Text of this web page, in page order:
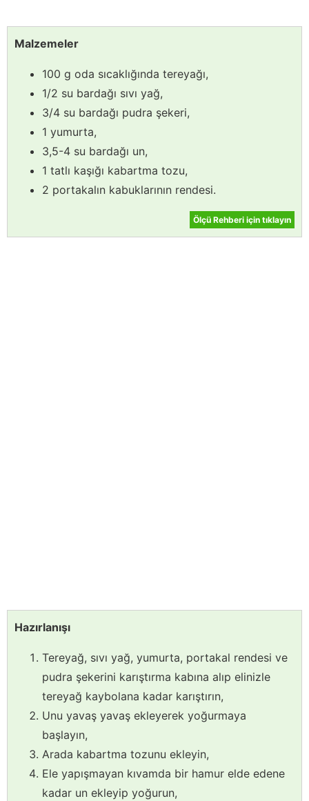
Malzemeler
100 g oda sıcaklığında tereyağı,
1/2 su bardağı sıvı yağ,
3/4 su bardağı pudra şekeri,
1 yumurta,
3,5-4 su bardağı un,
1 tatlı kaşığı kabartma tozu,
2 portakalın kabuklarının rendesi.
Ölçü Rehberi için tıklayın
Hazırlanışı
Tereyağ, sıvı yağ, yumurta, portakal rendesi ve
pudra şekerini karıştırma kabına alıp elinizle
tereyağ kaybolana kadar karıştırın,
Unu yavaş yavaş ekleyerek yoğurmaya
başlayın,
Arada kabartma tozunu ekleyin,
Ele yapışmayan kıvamda bir hamur elde edene
kadar un ekleyip yoğurun,